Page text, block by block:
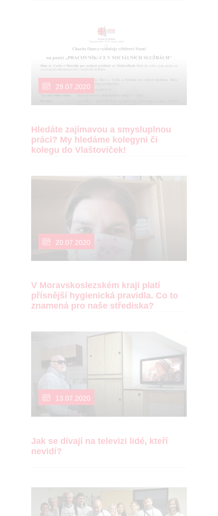
29.07.2020
Hledáte zajímavou a smysluplnou
práci? My hledáme kolegyni či
kolegu do Vlaštoviček!
20.07.2020
V Moravskoslezském kraji platí
přísnější hygienická pravidla. Co to
znamená pro naše střediska?
13.07.2020
Jak se dívají na televizi lidé, kteří
nevidí?